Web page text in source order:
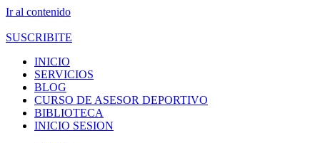
Ir al contenido
SUSCRIBITE
INICIO
SERVICIOS
BLOG
CURSO DE ASESOR DEPORTIVO
BIBLIOTECA
INICIO SESION